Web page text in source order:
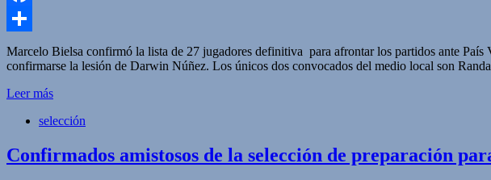
Facebook
Compartir
Marcelo Bielsa confirmó la lista de 27 jugadores definitiva para afrontar los partidos ante
confirmarse la lesión de Darwin Núñez. Los únicos dos convocados del medio local son
Leer más
selección
Confirmados amistosos de la selección de preparación